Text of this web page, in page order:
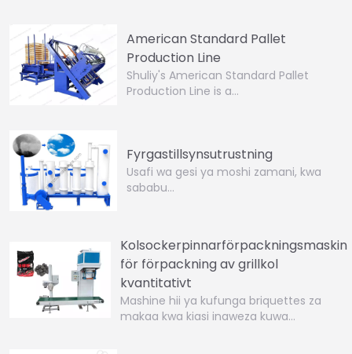
American Standard Pallet
Production Line
Shuliy's American Standard Pallet
Production Line is a…
Fyrgastillsynsutrustning
Usafi wa gesi ya moshi zamani, kwa
sababu…
Kolsockerpinnarförpackningsmaskin
för förpackning av grillkol
kvantitativt
Mashine hii ya kufunga briquettes za
makaa kwa kiasi inaweza kuwa…